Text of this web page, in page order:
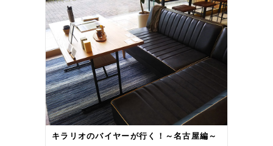
キラリオのバイヤーが行く！～名古屋編～